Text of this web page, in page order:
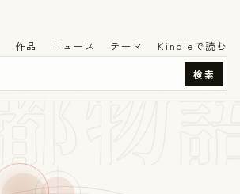
検索
作品 ニュース テーマ Kindleで読む
物